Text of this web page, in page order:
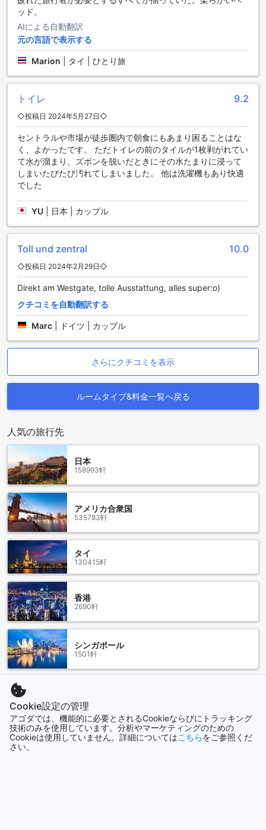
ノンタブリーの魅力的なランドマークと観光スポット
［バンヤイ］アパートメントは、ノンタブリーの便利なロケ
ーションに位置しており、周辺にはさまざまな健康施設や市
場があります。近くにはサーラークラーン・ヘルス・センタ
があり、安心して暮らせる環境が整っています。また、Bang
Khu Wiang Floating Marketは、伝統的なタイの水上マーケッ
トを楽しめる場所として人気で、地元の文化や食を堪能する
ことができます。これらのランドマークは、日常の生活だけ
でなく、週末のレジャーや観光にも最適です。
便利な交通アクセスで快適な滞在をサポート
［バンヤイ］アパートメントは、交通の便が良く、周辺には
複数の公共交通機関が整っています。最寄りのMRTタラート
バーンヤイ駅やSam Yaek Bang Yai MRT Stationからは、バ
ンコク市内や近郊への移動がスムーズに行えます。これらの
駅は、便利なアクセスを提供し、観光やビジネスに最適なロ
ケーションを実現しています。
バンヤイエリアには多彩な飲食店が点在しており、地元の味
から国際的な料理まで幅広く楽しめます。『KlomKlom by
Chef Ake』は、創造的なタイ料理と洗練されたプレゼンテー
ションで訪れる人々を魅了します。『Krua Khun Kung』は、
新鮮なシーフードを使った伝統的なタイ料理を提供し、地元
の味を堪能できます。家族連れやカジュアルな食事にぴった
『Friday Steak & Bakery』もおすすめです。さらに、『Inner
Restaurant』や『Manee Me More』では、多国籍料理やデザ
ートも充実しており、訪れるたびに新しい味覚体験が待って
います。ショッピングモール内の『Food Court Index Bang
では、手軽に多彩な料理を楽しめるため、滞在中の食事に便
利です。
周辺のショッピングランドマーク
バンヤイエリアには、多彩なショッピングスポットが点在し
ています。IKEA Bang Yaiは、家具やインテリア雑貨を豊富に
取り揃え、ショッピングとインテリアの両方を楽しめる人気
スポットです。Big Cショッピングモールは、日常の買い物か
らレストラン、エンターテイメントまで幅広く揃い、便利さ
と楽しさを提供します。また、セントラルプラザウエストゲ
ートは、国内外のブランドショップやカフェが集まる大型シ
ョッピングモールで、ショッピングだけでなくリラックスし
た時間も過ごせます。さらに、伝統的な雰囲気を楽しめるワ
ットタキエンフローティングマーケットも近くにあり、地元
の文化とともにユニークなショッピング体験を味わえます。
快適さと便利さを兼ね備えた理想の滞在先
［バンヤイ］アパートメントは、広々とした清潔な空間が自
慢で、滞在者の期待を超える快適さを提供しています。お部
地の良さと機能性を兼ね備えています。ロケーションも素晴
らしく、最寄りの電車駅やWestgateセンター、マッサージ店
やバーも近くにあり、便利な立地が魅力です。滞在者から
は、「次回もぜひここに泊まりたい」との声も寄せられてお
り、何の不満もなく快適な時間を過ごせると高く評価されて
います。
ッド。
AIによる自動翻訳
元の言語で表示する
Marion タイ | ひとり旅
トイレ 9.2
◇投稿日 2024年5月27日◇
セントラルや市場が徒歩圏内で朝食にもあまり困ることはな
く、よかったです。 ただトイレの前のタイルが1枚剥がれてい
て水が溜まり、ズボンを脱いだときにその水たまりに浸って
しまいたびたび汚れてしまいました。 他は洗濯機もあり快適
でした
YU 日本 | カップル
Toll und zentral 10.0
◇投稿日 2024年2月29日◇
Direkt am Westgate, tolle Ausstattung, alles super:o)
クチコミを自動翻訳する
Marc ドイツ | カップル
さらにクチコミを表示
ルームタイプ&料金一覧へ戻る
人気の旅行先
日本
158993軒
アメリカ合衆国
535783軒
タイ
130415軒
香港
2690軒
シンガポール
1501軒
全て表示
今話題の都市
Cookie設定の管理
アゴダでは、機能的に必要とされるCookieならびにトラッキング
技術のみを使用しています。分析やマーケティングのための
Cookieは使用していません。詳細についてはこちらをご参照くだ
さい。